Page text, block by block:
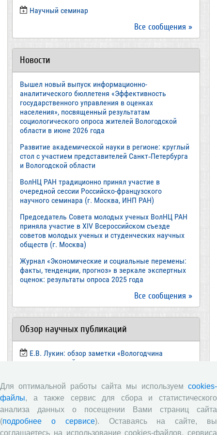
​Научный семинар
Все сообщения »
Новости
Вышел новый выпуск информационно-
аналитического бюллетеня «Эффективность
государственного управления в оценках
населения», посвященный результатам
социологического опроса жителей Вологодской
области в июне 2026 года
Развитие академической науки в регионе: круглый
стол с участием представителей Санкт‑Петербурга
и Вологодской области
ВолНЦ РАН традиционно принял участие в
очередной сессии Российско-французского
научного семинара (г. Москва, ИНП РАН)
Председатель Совета молодых ученых ВолНЦ РАН
приняла участие в XIV Всероссийском съезде
советов молодых ученых и студенческих научных
обществ (г. Москва)
Журнал «Экономические и социальные перемены:
факты, тенденции, прогноз» в зеркале экспертных
оценок: результаты опроса 2025 года
Все сообщения »
Обзор научных публикаций
Е.В. Лукин: обзор заметки «Вологодчина
«взлетела» в рейтинге промышленного
июля, 2018 г.
Экспертное мнение А.И. Поваровой: обзор
статьи «Регионам хватит денег», газета «Известия»,
№88, 2018 г.
В.Н. Барсуков: обзор статьи «Повышение
Для оптимальной работы сайта мы используем cookies-
файлы, а также сервис для сбора и статистического
анализа данных о посещении Вами страниц сайта
(подробнее о сервисе). Оставаясь на сайте, вы
соглашаетесь на использование cookies-файлов, сервиса